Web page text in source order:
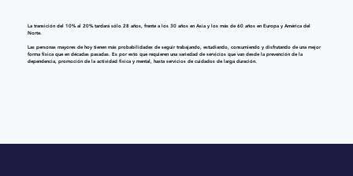
La transición del 10% al 20% tardará sólo 28 años, frente a los 30 años en Asia y los más de 60 años en Europa y América del
Norte.
Las personas mayores de hoy tienen más probabilidades de seguir trabajando, estudiando, consumiendo y disfrutando de una mejor
forma física que en décadas pasadas. Es por esto que requieren una variedad de servicios que van desde la prevención de la
dependencia, promoción de la actividad física y mental, hasta servicios de cuidados de larga duración.